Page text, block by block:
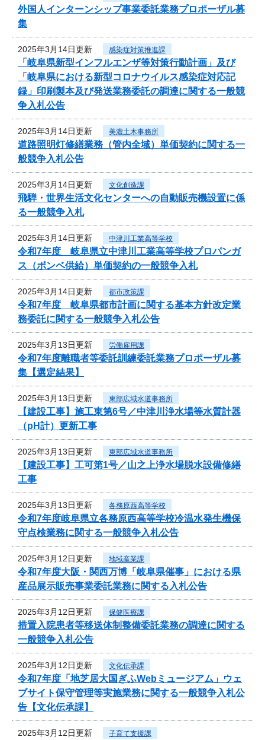
外国人インターンシップ事業委託業務プロポーザル募
集
2025年3月14日更新 感染症対策推進課
「岐阜県新型インフルエンザ等対策行動計画」及び
「岐阜県における新型コロナウイルス感染症対応記
録」印刷製本及び発送業務委託の調達に関する一般競
争入札公告
2025年3月14日更新 美濃土木事務所
道路照明灯修繕業務（管内全域）単価契約に関する一
般競争入札公告
2025年3月14日更新 文化創造課
飛騨・世界生活文化センターへの自動販売機設置に係
る一般競争入札
2025年3月14日更新 中津川工業高等学校
令和7年度 岐阜県立中津川工業高等学校プロパンガ
ス（ボンベ供給）単価契約の一般競争入札
2025年3月14日更新 都市政策課
令和7年度 岐阜県都市計画に関する基本方針改定業
務委託に関する一般競争入札公告
2025年3月13日更新 労働雇用課
令和7年度離職者等委託訓練委託業務プロポーザル募
集【選定結果】
2025年3月13日更新 東部広域水道事務所
【建設工事】施工東第6号／中津川浄水場等水質計器
（pH計）更新工事
2025年3月13日更新 東部広域水道事務所
【建設工事】工可第1号／山之上浄水場脱水設備修繕
工事
2025年3月13日更新 各務原西高等学校
令和7年度岐阜県立各務原西高等学校冷温水発生機保
守点検業務に関する一般競争入札公告
2025年3月12日更新 地域産業課
令和7年度大阪・関西万博「岐阜県催事」における県
産品展示販売事業委託業務に関する入札公告
2025年3月12日更新 保健医療課
措置入院患者等移送体制整備委託業務の調達に関する
一般競争入札公告
2025年3月12日更新 文化伝承課
令和7年度「地芝居大国ぎふWebミュージアム」ウェ
ブサイト保守管理等実施業務に関する一般競争入札公
告【文化伝承課】
2025年3月12日更新 子育て支援課